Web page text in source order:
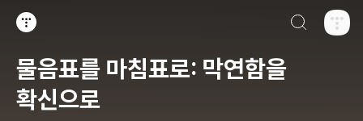
물음표를 마침표로: 막연함을
확신으로